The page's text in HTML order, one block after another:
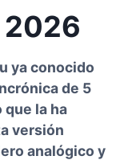
2026
ya conocido
de 5
la ha
versión
analógico y